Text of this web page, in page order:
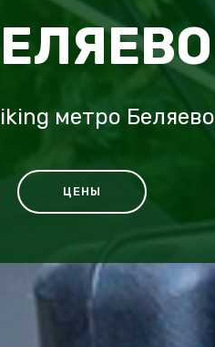
метро Беляево
ЦЕНЫ